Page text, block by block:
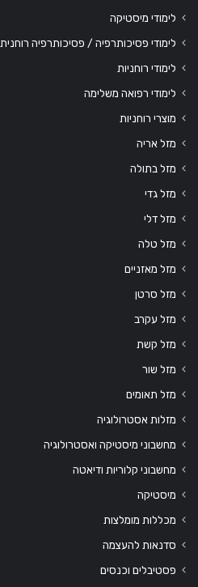
לימודי מיסטיקה
לימודי פסיכותרפיה / פסיכותרפיה רוחנית
לימודי רוחניות
לימודי רפואה משלימה
מוצרי רוחניות
מזל אריה
מזל בתולה
מזל גדי
מזל דלי
מזל טלה
מזל מאזניים
מזל סרטן
מזל עקרב
מזל קשת
מזל שור
מזל תאומים
מזלות אסטרולוגיה
מחשבוני מיסטיקה ואסטרולוגיה
מחשבוני קלוריות ודיאטה
מיסטיקה
מכללות מומלצות
סדנאות להעצמה
פסטיבלים וכנסים